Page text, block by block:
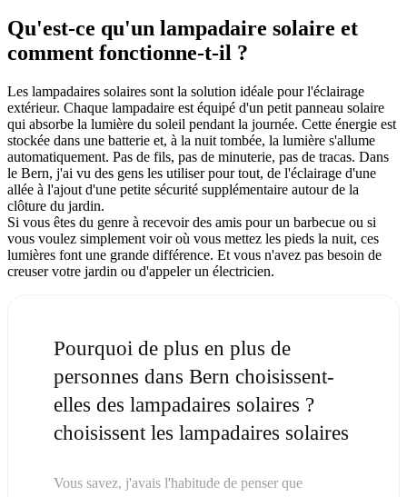
Qu'est-ce qu'un lampadaire solaire et
comment fonctionne-t-il ?
Les lampadaires solaires sont la solution idéale pour l'éclairage
extérieur. Chaque lampadaire est équipé d'un petit panneau solaire
qui absorbe la lumière du soleil pendant la journée. Cette énergie est
stockée dans une batterie et, à la nuit tombée, la lumière s'allume
automatiquement. Pas de fils, pas de minuterie, pas de tracas. Dans
le Bern, j'ai vu des gens les utiliser pour tout, de l'éclairage d'une
allée à l'ajout d'une petite sécurité supplémentaire autour de la
clôture du jardin.
Si vous êtes du genre à recevoir des amis pour un barbecue ou si
vous voulez simplement voir où vous mettez les pieds la nuit, ces
lumières font une grande différence. Et vous n'avez pas besoin de
creuser votre jardin ou d'appeler un électricien.
Pourquoi de plus en plus de
personnes dans Bern choisissent-
elles des lampadaires solaires ?
choisissent les lampadaires solaires
Vous savez, j'avais l'habitude de penser que